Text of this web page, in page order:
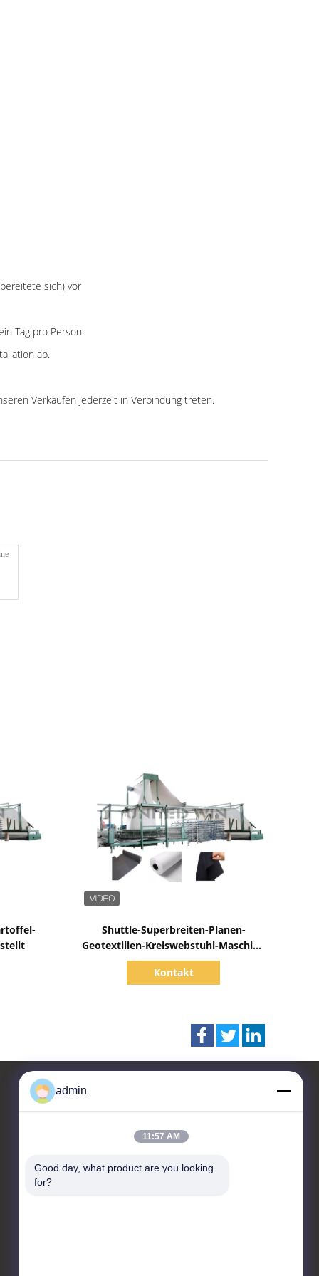
sich) vor
Tag pro Person.
ab.
Verkäufen jederzeit in Verbindung treten.
Shuttle-Superbreiten-Planen-
Geotextilien-Kreiswebstuhl-Maschine
SPCL-Reihen-20
Kontakt
CHANGZHOU UNITED WIN
PACK CO.,LTD
admin
11:57 AM
Good day, what product are you looking
for?